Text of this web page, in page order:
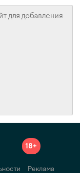
18+
Реклама